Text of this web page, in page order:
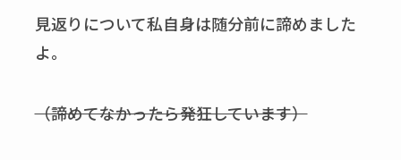
見返りについて私自身は随分前に諦めました
よ。
（諦めてなかったら発狂しています）